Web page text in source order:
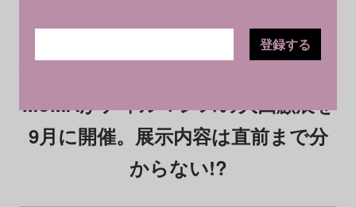
2022.03.03
MoMAがティルマンスの大回顧展を
9月に開催。展示内容は直前まで分
からない!?
登録する